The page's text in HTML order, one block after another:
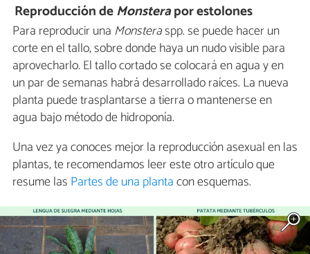
Reproducción deMonsterapor estolones
Para reproducir una Monsteraspp. se puede hacer un
corte en el tallo, sobre donde haya un nudo visible para
aprovecharlo. El tallo cortado se colocará en agua y en
un par de semanas habrá desarrollado raíces. La nueva
planta puede trasplantarse a tierra o mantenerse en
agua bajo método de hidroponía.
Una vez ya conoces mejor la reproducción asexual en las
plantas, te recomendamos leer este otro artículo que
resume las Partes de una plantacon esquemas.